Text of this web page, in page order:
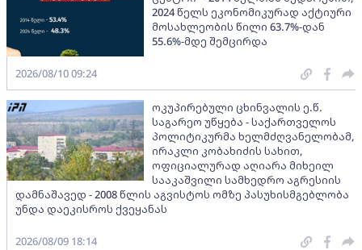
2024 წელს ეკონომიკურად აქტიური
მოსახლეობის წილი 63.7%-დან
55.6%-მდე შემცირდა
2026/08/10 09:24
ოკუპირებული ცხინვალის ე.წ.
საგარეო უწყება - საქართველოს
პოლიტიკურმა ხელმძღვანელობამ,
ირაკლი კობახიძის სახით,
ოფიციალურად აღიარა მიხეილ
სააკაშვილი სამხედრო აგრესიის
დამნაშავედ - 2008 წლის აგვისტოს ომზე პასუხისმგებლობა
უნდა დაეკისროს ქვეყანას
2026/08/09 18:14